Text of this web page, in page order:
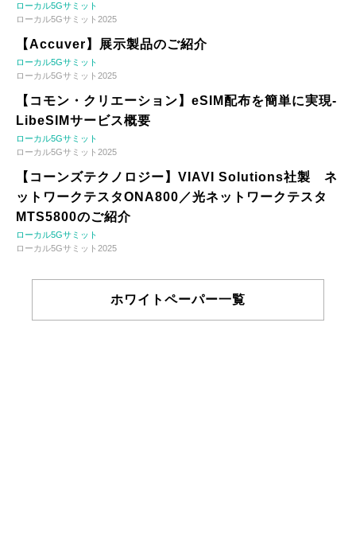
ローカル5Gサミット
ローカル5Gサミット2025
【Accuver】展示製品のご紹介
ローカル5Gサミット
ローカル5Gサミット2025
【コモン・クリエーション】eSIM配布を簡単に実現-
LibeSIMサービス概要
ローカル5Gサミット
ローカル5Gサミット2025
【コーンズテクノロジー】VIAVI Solutions社製 ネ
ットワークテスタONA800／光ネットワークテスタ
MTS5800のご紹介
ローカル5Gサミット
ローカル5Gサミット2025
ホワイトペーパー一覧